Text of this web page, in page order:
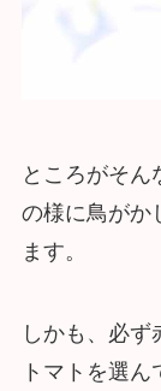
ところがそん
の様に鳥がか
ます。
しかも、必
トマトを選ん